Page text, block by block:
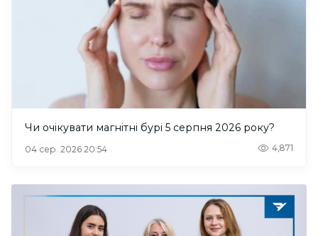
Чи очікувати магнітні бурі 5 серпня 2026 року?
04 сер. 2026 20:54 4,871